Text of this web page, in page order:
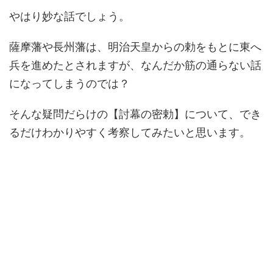
やはり妙な話でしょう。
薩摩藩や長州藩は、明治天皇からの勅をもとに東へ
兵を進めたとされますが、なんだか筋の通らない話
になってしまうのでは？
そんな疑問だらけの【討幕の密勅】について、でき
るだけわかりやすく考察してみたいと思います。